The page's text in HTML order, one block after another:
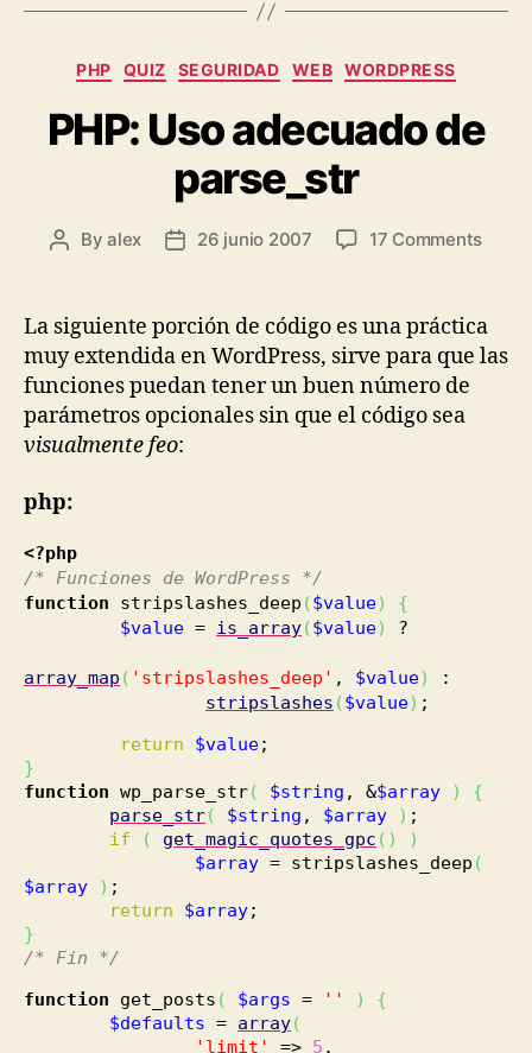
Categories
PHP QUIZ SEGURIDAD WEB WORDPRESS
PHP: Uso adecuado de
parse_str
PostByalex
Post26 junio 2007 17 Commentson
de
La siguiente porción de código es una práctica
muy extendida en WordPress, sirve para que las
funciones puedan tener un buen número de
parámetros opcionales sin que el código sea
visualmente feo:
php:
<?php
/* Funciones de WordPress */
function stripslashes_deep ($value)
{
$value = is_array($value) ?
array_map ( 'stripslashes_deep' , $value)
:
stripslashes ($value) ;
return $value;
}
function wp_parse_str( $string , &$array )
{
parse_str( $string , $array ) ;
if
( get_magic_quotes_gpc ( )
)
$array = stripslashes_deep (
$array
) ;
return
$array;
}
/* Fin */
function get_posts ( $args = '' )
{
$defaults = array(
'limit'
=> 5 ,